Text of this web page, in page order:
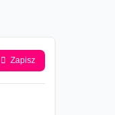
Zapisz